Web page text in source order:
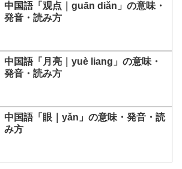
中国語「观点｜guān diǎn」の意味・
発音・読み方
中国語「月亮｜yuè liang」の意味・
発音・読み方
中国語「眼｜yǎn」の意味・発音・読
み方